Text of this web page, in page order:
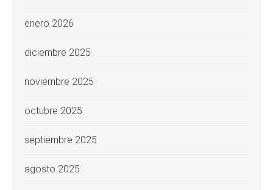
enero 2026
diciembre 2025
noviembre 2025
octubre 2025
septiembre 2025
agosto 2025